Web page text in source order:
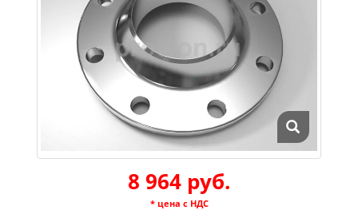
8 964 руб.
* цена с НДС